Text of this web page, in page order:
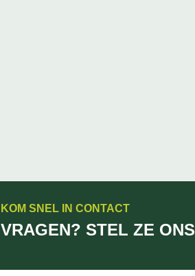
KOM SNEL IN CONTACT
VRAGEN? STEL ZE ONS